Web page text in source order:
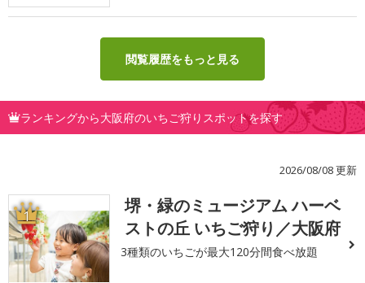
閲覧履歴をもっと見る
ランキングから大阪府のいちご狩りスポットを探す
2026/08/08 更新
1
堺・緑のミュージアム ハーベ
ストの丘 いちご狩り／大阪府
3種類のいちごが最大120分間食べ放題